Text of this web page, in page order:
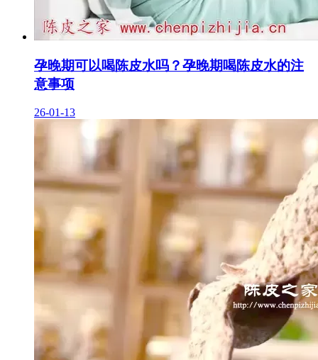
孕晚期可以喝陈皮水吗？孕晚期喝陈皮水的注
意事项
26-01-13